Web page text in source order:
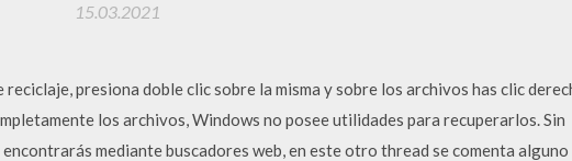
15.03.2021
presiona doble clic sobre la misma y sobre los archivos has clic
los archivos, Windows no posee utilidades para recuperarlos. Sin
mediante buscadores web, en este otro thread se comenta alguno